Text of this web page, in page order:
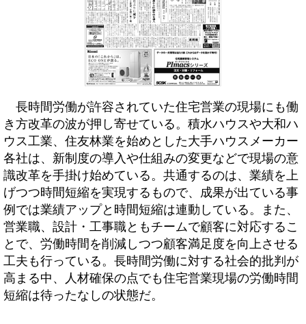
長時間労働が許容されていた住宅営業の現場にも働
き方改革の波が押し寄せている。積水ハウスや大和ハ
ウス工業、住友林業を始めとした大手ハウスメーカー
各社は、新制度の導入や仕組みの変更などで現場の意
識改革を手掛け始めている。共通するのは、業績を上
げつつ時間短縮を実現するもので、成果が出ている事
例では業績アップと時間短縮は連動している。また、
営業職、設計・工事職ともチームで顧客に対応するこ
とで、労働時間を削減しつつ顧客満足度を向上させる
工夫も行っている。長時間労働に対する社会的批判が
高まる中、人材確保の点でも住宅営業現場の労働時間
短縮は待ったなしの状態だ。